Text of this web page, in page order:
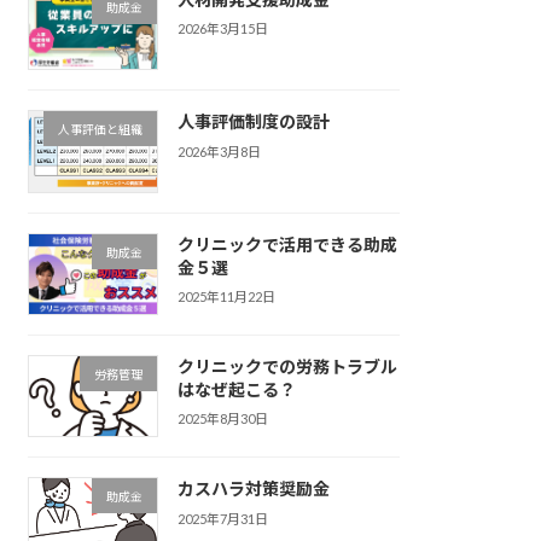
助成金
2026年3月15日
人事評価と組織 人事評価制度の設計
2026年3月8日
助成金
クリニックで活用できる助成
金５選
2025年11月22日
労務管理
クリニックでの労務トラブル
はなぜ起こる？
2025年8月30日
助成金 カスハラ対策奨励金
2025年7月31日